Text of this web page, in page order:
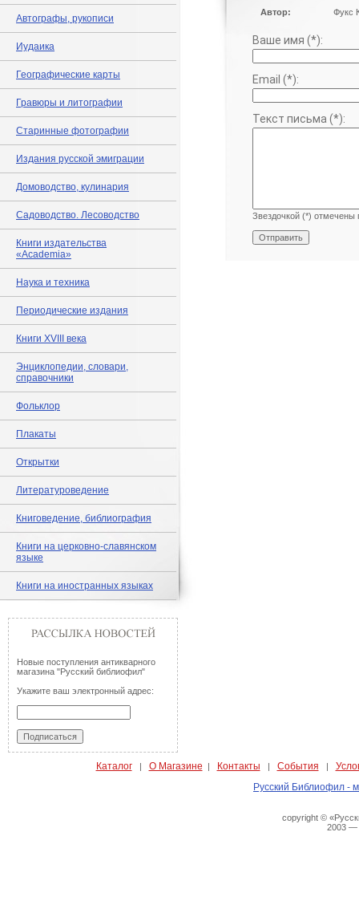
Автографы, рукописи
Иудаика
Географические карты
Гравюры и литографии
Старинные фотографии
Издания русской эмиграции
Домоводство, кулинария
Садоводство. Лесоводство
Книги издательства
«Academia»
Наука и техника
Периодические издания
Книги XVIII века
Энциклопедии, словари,
справочники
Фольклор
Плакаты
Открытки
Литературоведение
Книговедение, библиография
Книги на церковно-славянском
языке
Книги на иностранных языках
Новые поступления антикварного
магазина "Русский библиофил"
Укажите ваш электронный адрес:
Автор:
Фукс
Ваше имя (*):
Email (*):
Текст письма (*):
Звездочкой (*) отмечены
Каталог| О Магазине | Контакты | События |
Русский Библиофил -
copyright ©
2003 —